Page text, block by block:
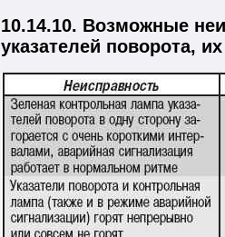
10.14.10. Возможные
указателей поворота,